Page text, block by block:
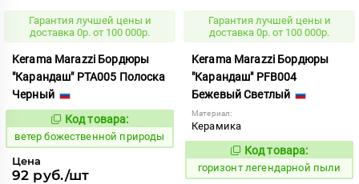
Гарантия лучшей цены и
доставка 0р. от 100 000р.
Kerama Marazzi Бордюры
"Карандаш" PTA005 Полоска
Черный
110225
Код товара:
ветер божественной природы
Цена
92 руб./шт
Гарантия лучшей цены и
доставка 0р. от 100 000р.
Kerama Marazzi Бордюры
"Карандаш" PFB004
Бежевый Светлый
Материал:
Керамика
302326
Код товара:
горизонт легендарной пыли